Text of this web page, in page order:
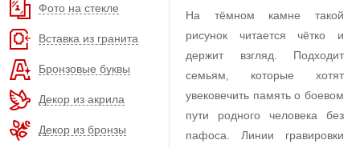
Фото на стекле
Вставка из гранита
Бронзовые буквы
Декор из акрила
Декор из бронзы
На тёмном камне такой
рисунок читается чётко и
держит взгляд. Подходит
семьям, которые хотят
увековечить память о боевом
пути родного человека без
пафоса. Линии гравировки